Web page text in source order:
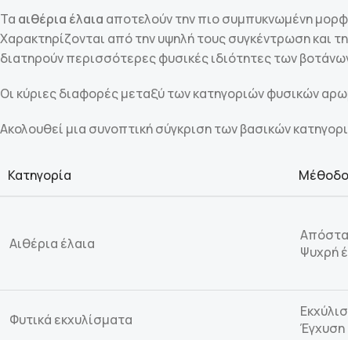
Τα αιθέρια έλαια αποτελούν την πιο συμπυκνωμένη
Χαρακτηρίζονται από την υψηλή τους συγκέντρωση και
διατηρούν περισσότερες φυσικές ιδιότητες των
Οι κύριες διαφορές μεταξύ των κατηγοριών φυσικών
Ακολουθεί μια συνοπτική σύγκριση των βασικών
Κατηγορία
Αιθέρια έλαια
Ψυχρή
Φυτικά εκχυλίσματα
Έγχυση